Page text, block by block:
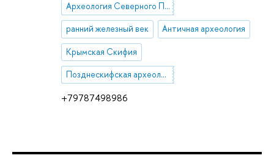
+79787498986
Археология Северного Причерноморья
ранний железный век Античная археология
Крымская Скифия
Позднескифская археологическая культура